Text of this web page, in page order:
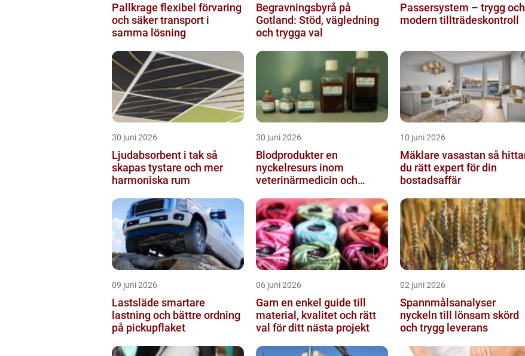
Pallkrage flexibel förvaring
och säker transport i
samma lösning
Begravningsbyrå på
Gotland: Stöd, vägledning
och trygga val
Passersystem – trygg och
modern tillträdeskontroll
30 juni 2026
Ljudabsorbent i tak så
skapas tystare och mer
harmoniska rum
30 juni 2026
Blodprodukter en
nyckelresurs inom
veterinärmedicin och
10 juni 2026
Mäklare vasastan så hittar
du rätt expert för din
bostadsaffär
09 juni 2026
Lastsläde smartare
lastning och bättre ordning
på pickupflaket
06 juni 2026
Garn en enkel guide till
material, kvalitet och rätt
val för ditt nästa projekt
02 juni 2026
Spannmålsanalyser
nyckeln till lönsam skörd
och trygg leverans